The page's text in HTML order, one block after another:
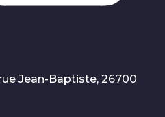
Jean-Baptiste, 26700